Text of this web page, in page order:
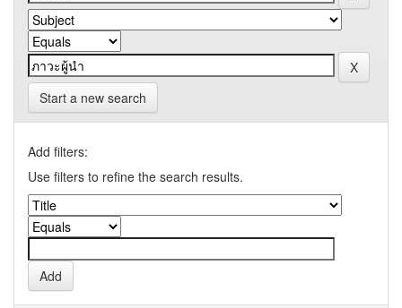
Start a new search
Add filters:
Use filters to refine the search results.